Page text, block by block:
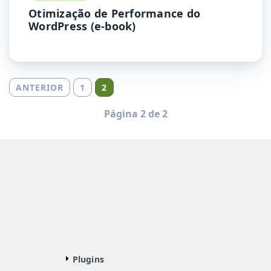
Otimização de Performance do
WordPress (e-book)
ANTERIOR 1 2
Página 2 de 2
Plugins